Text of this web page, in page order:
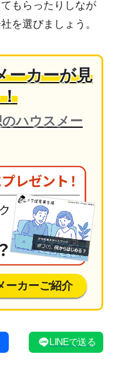
もらったりしなが
を選びましょう。
ーカーが見
ハウスメー
ーカーご紹介
LINEで送る